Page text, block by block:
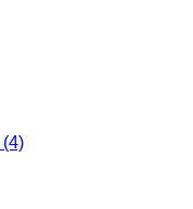
(4)